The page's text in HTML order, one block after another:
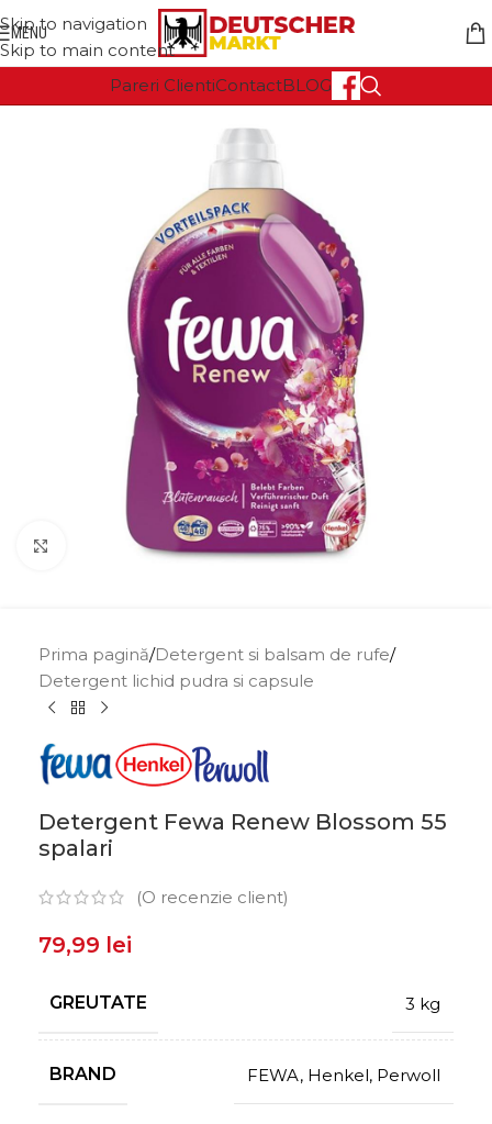
Skip to navigation
Skip to main content
MENU
Pareri ClientiContactBLOG
Click to enlarge
Prima pagină/Detergent si balsam de rufe/
Detergent lichid pudra si capsule
Detergent Fewa Renew Blossom 55
spalari
(O recenzie client)
79,99 lei
GREUTATE 3 kg
BRAND FEWA, Henkel, Perwoll